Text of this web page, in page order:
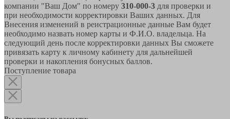
компании "Ваш Дом" по номеру 310-000-3 для проверки и
при необходимости корректировки Ваших данных. Для
Внесения изменений в реистрационные данные Вам будет
необходимо назвать номер карты и Ф.И.О. владельца. На
следующий день после корректировки данных Вы сможете
привязать карту к личному кабинету для дальнейшей
проверки и накопления бонусных баллов.
Поступление товара